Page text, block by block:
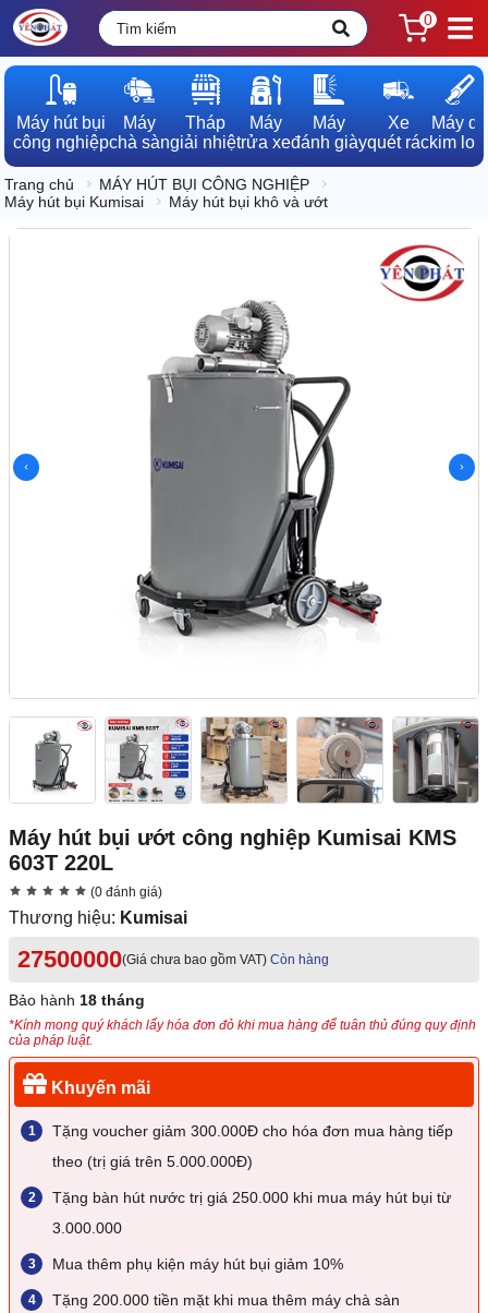
0
Máy hút bụi
công nghiệp
Máy
chà sàn
Tháp
giải nhiệt
Máy
rửa xe
Máy
đánh giày
Xe
quét rác
Máy dò
kim loại
Trang chủ
MÁY HÚT BỤI CÔNG NGHIỆP
Máy hút bụi Kumisai
Máy hút bụi khô và ướt
Máy hút bụi ướt công nghiệp Kumisai KMS
603T 220L
(0 đánh giá)
Thương hiệu: Kumisai
27500000(Giá chưa bao gồm VAT) Còn hàng
Bảo hành 18 tháng
*Kính mong quý khách lấy hóa đơn đỏ khi mua hàng để tuân thủ đúng quy định
của pháp luật.
Khuyến mãi
Tặng voucher giảm 300.000Đ cho hóa đơn mua hàng tiếp
theo (trị giá trên 5.000.000Đ)
Tặng bàn hút nước trị giá 250.000 khi mua máy hút bụi từ
3.000.000
Mua thêm phụ kiện máy hút bụi giảm 10%
Tặng 200.000 tiền mặt khi mua thêm máy chà sàn